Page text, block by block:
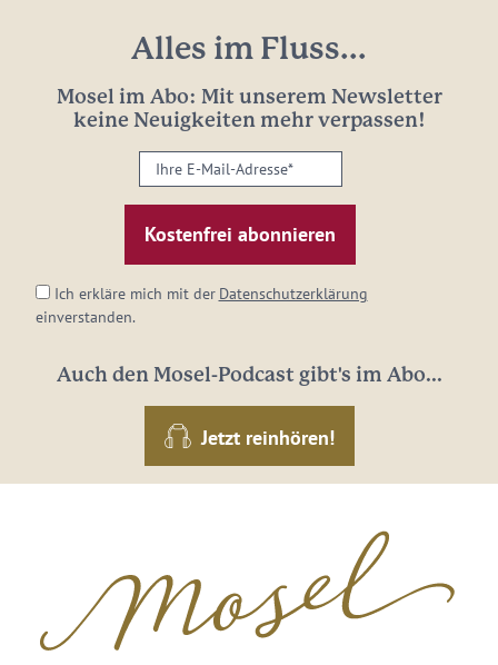
Alles im Fluss...
Mosel im Abo: Mit unserem Newsletter
keine Neuigkeiten mehr verpassen!
Ihre
E-
Mail-
Adresse:
Ich erkläre mich mit der Datenschutzerklärung
einverstanden.
Auch den Mosel-Podcast gibt's im Abo...
Jetzt reinhören!